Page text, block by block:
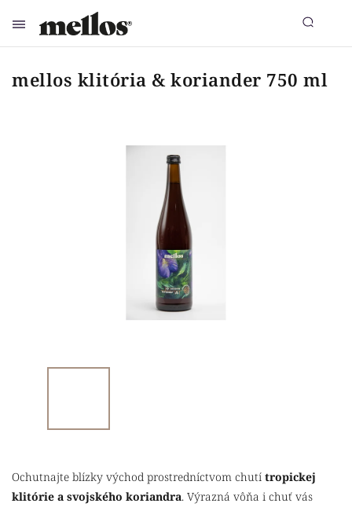
mellos klitória & koriander 750 ml
Ochutnajte blízky východ prostredníctvom chutí tropickej
klitórie a svojského koriandra. Výrazná vôňa i chuť vás